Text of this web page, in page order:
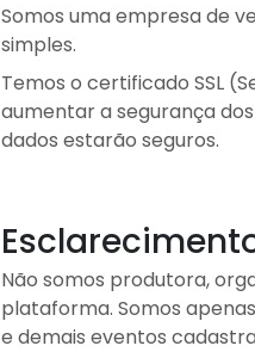
Somos uma empresa de
simples.
Temos o certificado SSL
aumentar a segurança
dados estarão seguros.
Não somos produtora,
plataforma. Somos
e demais eventos